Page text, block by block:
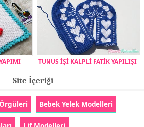
TUNUS İŞİ KALPLİ PATİK YAPILIŞI
Site İçeriği
Bebek Yelek Modelleri
Lif Modelleri